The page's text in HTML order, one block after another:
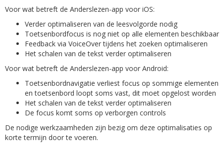
Voor wat betreft de Anderslezen-app voor iOS:
Verder optimaliseren van de leesvolgorde nodig
Toetsenbordfocus is nog niet op alle elementen beschikbaar
Feedback via VoiceOver tijdens het zoeken optimaliseren
Het schalen van de tekst verder optimaliseren
Voor wat betreft de Anderslezen-app voor Android:
Toetsenbordnavigatie verliest focus op sommige elementen
en toetsenbord loopt soms vast, dit moet opgelost worden
Het schalen van de tekst verder optimaliseren
De focus komt soms op verborgen controls
De nodige werkzaamheden zijn bezig om deze optimalisaties op
korte termijn door te voeren.